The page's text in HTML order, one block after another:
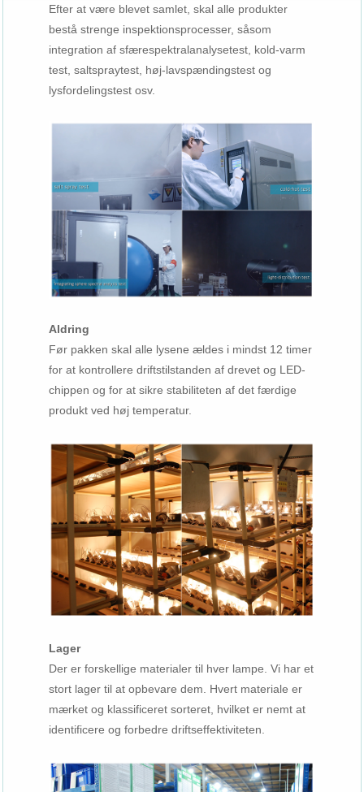
Efter at være blevet samlet, skal alle produkter
bestå strenge inspektionsprocesser, såsom
integration af sfærespektralanalysetest, kold-varm
test, saltspraytest, høj-lavspændingstest og
lysfordelingstest osv.
Aldring
Før pakken skal alle lysene ældes i mindst 12 timer
for at kontrollere driftstilstanden af ​​drevet og LED-
chippen og for at sikre stabiliteten af ​​det færdige
produkt ved høj temperatur.
Lager
Der er forskellige materialer til hver lampe. Vi har et
stort lager til at opbevare dem. Hvert materiale er
mærket og klassificeret sorteret, hvilket er nemt at
identificere og forbedre driftseffektiviteten.